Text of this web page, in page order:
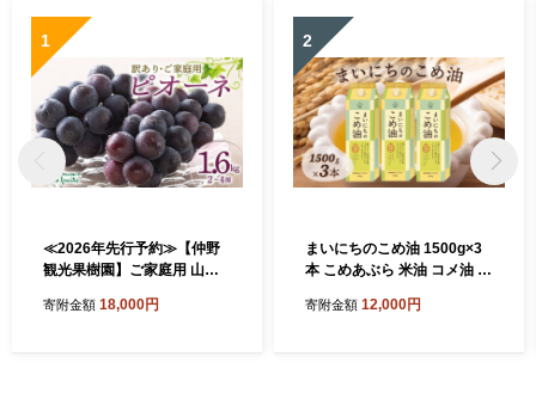
1
≪2026年先行予約≫【仲野
観光果樹園】ご家庭用 山形
種無し ぶどう 2026年8月下
寄附金額 18,000円
2
まいにちのこめ油 1500g×3
本 こめあぶら 米油 コメ油 揚
用油 食用オイル 調理油 油 食
寄附金額 12,000円